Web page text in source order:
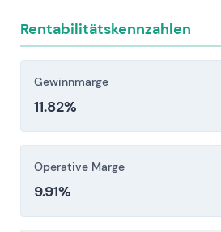
Investitionsentscheidung
Rentabilitätskennzahlen
Gewinnmarge
11.82%
Operative Marge
9.91%